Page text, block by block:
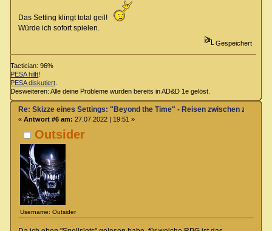
Das Setting klingt total geil!
Würde ich sofort spielen.
Gespeichert
Tactician: 96%
PESA hilft!
PESA diskutiert
Desweiteren: Alle deine Probleme wurden bereits in AD&D 1e gelöst.
Outsider
Username: Outsider
Re: Skizze eines Settings: "Beyond the Time" - Reisen zwischen zwei
« Antwort #6 am: 27.07.2022 | 19:51 »